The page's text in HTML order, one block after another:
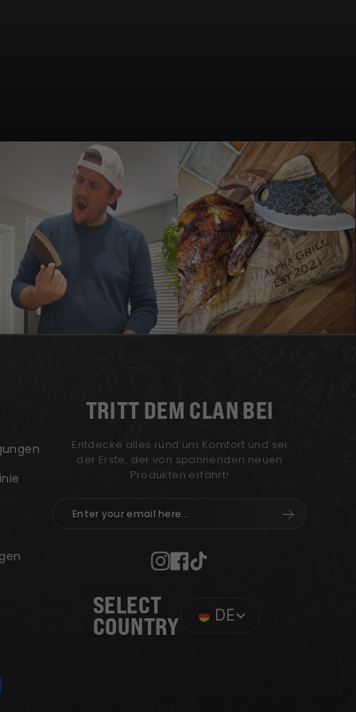
TRITT DEM CLAN BEI
Entdecke alles rund um Komfort und sei
der Erste, der von spannenden neuen
Produkten erfährt!
Abonnieren
Instagram
Facebook
SELECT
COUNTRY DE